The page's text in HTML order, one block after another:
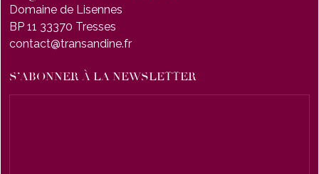
Domaine de Lisennes
BP 11 33370 Tresses
contact@transandine.fr
S’ABONNER À LA NEWSLETTER